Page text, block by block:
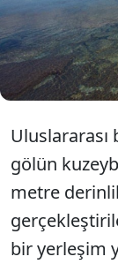
gölün
metre
bir yerleşim